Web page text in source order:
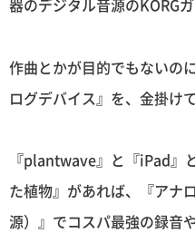
器のデジタル音源のKORG
作曲とかが目的でもないの
ログデバイス』を、金掛け
『plantwave』と『iPad』
た植物』があれば、『アナ
源）』でコスパ最強の録音